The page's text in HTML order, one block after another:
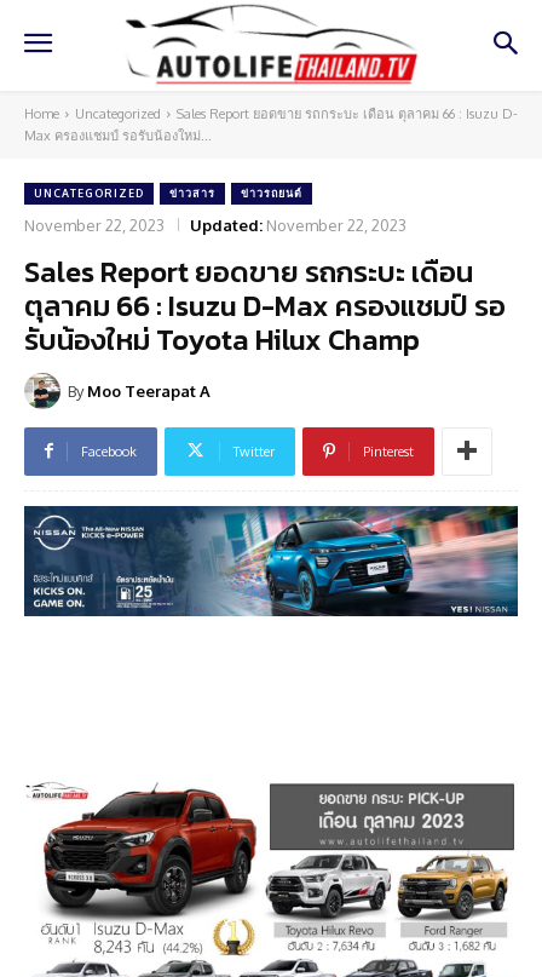
Home Uncategorized
Sales Report ยอดขาย รถกระบะ เดือน ตุลาคม 66 : Isuzu D-
Max ครองแชมป์ รอรับน้องใหม่...
UNCATEGORIZED ข่าวสาร ข่าวรถยนต์
November 22, 2023 Updated: November 22, 2023
Sales Report ยอดขาย รถกระบะ เดือน
ตุลาคม 66 : Isuzu D-Max ครองแชมป์ รอ
รับน้องใหม่ Toyota Hilux Champ
By Moo Teerapat A
Facebook Twitter Pinterest